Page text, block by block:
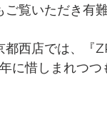
ご覧いただき有
都西店では、『
に惜しまれつつ